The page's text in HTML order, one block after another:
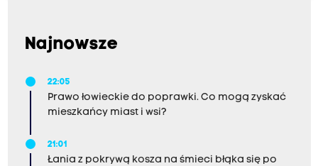
Najnowsze
22:05
Prawo łowieckie do poprawki. Co mogą zyskać
mieszkańcy miast i wsi?
21:01
Łania z pokrywą kosza na śmieci błąka się po